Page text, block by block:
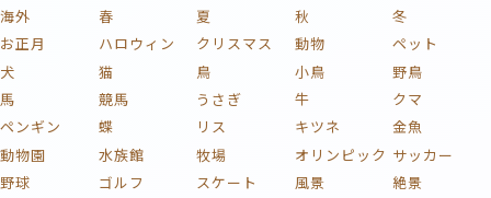
海外
春 夏 秋
冬
お正月
ハロウィン クリスマス 動物
ペット
犬
猫 鳥 小鳥
野鳥
馬
競馬 うさぎ 牛
クマ
ペンギン
蝶 リス キツネ
金魚
動物園
水族館 牧場 オリンピック サッカー
野球
ゴルフ スケート 風景
絶景